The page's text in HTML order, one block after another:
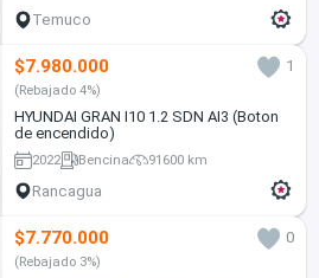
Temuco
$7.980.000 1
(Rebajado 4%)
HYUNDAI GRAN I10 1.2 SDN AI3 (Boton
de encendido)
2022 Bencina 91600 km
Rancagua
$7.770.000 0
(Rebajado 3%)